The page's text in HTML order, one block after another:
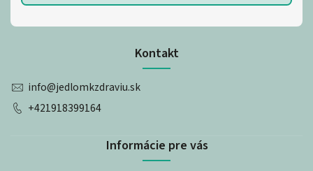
Kontakt
info@jedlomkzdraviu.sk
+421918399164
Informácie pre vás